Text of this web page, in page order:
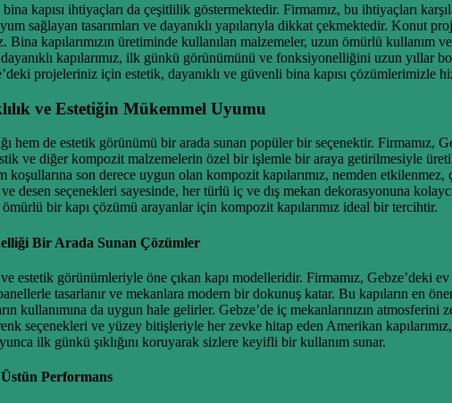
kapısı ihtiyaçları da çeşitlilik göstermektedir. Firmamız, bu ihtiyaçları
sağlayan tasarımları ve dayanıklı yapılarıyla dikkat çekmektedir. Konut
kapılarımızın üretiminde kullanılan malzemeler, uzun ömürlü kullanım
kapılarımız, ilk günkü görünümünü ve fonksiyonelliğini uzun yıllar
projeleriniz için estetik, dayanıklı ve güvenli bina kapısı çözümlerimizle
ve Estetiğin Mükemmel Uyumu
hem de estetik görünümü bir arada sunan popüler bir seçenektir.
ve diğer kompozit malzemelerin özel bir işlemle bir araya getirilmesiyle
koşullarına son derece uygun olan kompozit kapılarımız, nemden
desen seçenekleri sayesinde, her türlü iç ve dış mekan dekorasyonuna
bir kapı çözümü arayanlar için kompozit kapılarımız ideal bir tercihtir.
Bir Arada Sunan Çözümler
estetik görünümleriyle öne çıkan kapı modelleridir. Firmamız, Gebze’deki
tasarlanır ve mekanlara modern bir dokunuş katar. Bu kapıların en
kullanımına da uygun hale gelirler. Gebze’de iç mekanlarınızın atmosferini
seçenekleri ve yüzey bitişleriyle her zevke hitap eden Amerikan
ilk günkü şıklığını koruyarak sizlere keyifli bir kullanım sunar.
Performans